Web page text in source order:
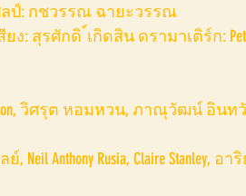
ป์: กชวรรณ ฉายะวรรณ
ง: สุรศักดิ ์เกิดสิน ดรามาเติร์ก: Peter
วิศรุต หอมหวน, ภาณุวัฒน์ อินท
, Neil Anthony Rusia, Claire